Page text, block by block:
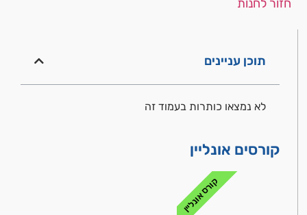
חזור לחנות
תוכן עניינים
לא נמצאו כותרות בעמוד זה
קורסים אונליין
קורס אונליין